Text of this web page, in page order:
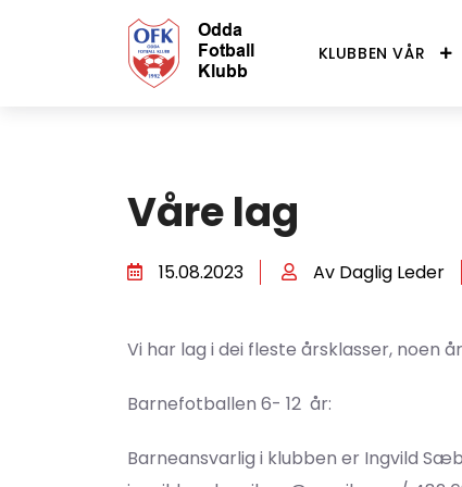
KLUBBEN VÅR
Våre lag
15.08.2023 Av Daglig Leder
Vi har lag i dei fleste årsklasser, noen
Barnefotballen 6- 12 år:
Barneansvarlig i klubben er Ingvild